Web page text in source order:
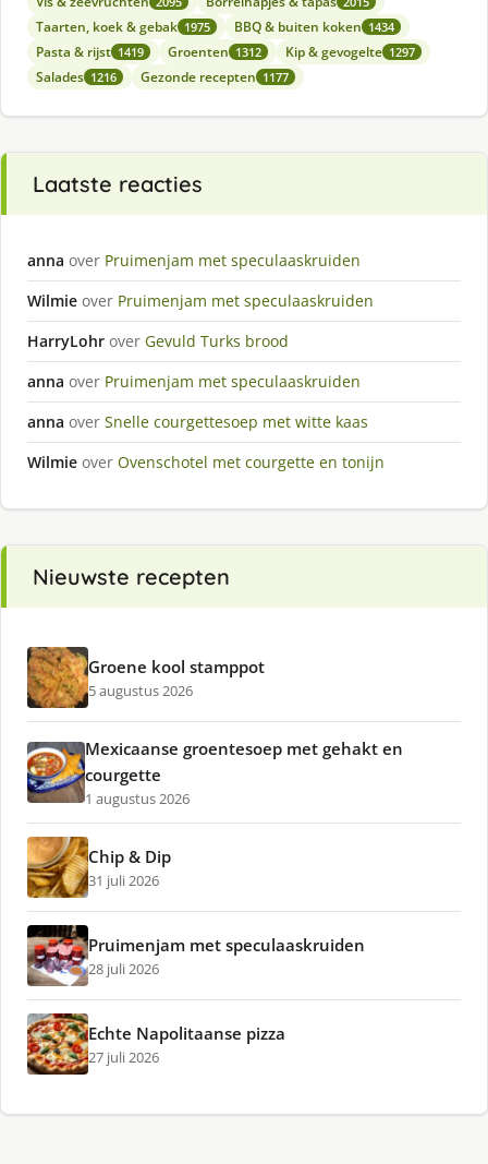
Taarten, koek & gebak 1975 BBQ & buiten koken 1434
Pasta & rijst 1419 Groenten 1312 Kip & gevogelte 1297
Salades 1216 Gezonde recepten 1177
Laatste reacties
anna over Pruimenjam met speculaaskruiden
Wilmie over Pruimenjam met speculaaskruiden
HarryLohr over Gevuld Turks brood
anna over Pruimenjam met speculaaskruiden
anna over Snelle courgettesoep met witte kaas
Wilmie over Ovenschotel met courgette en tonijn
Nieuwste recepten
Groene kool stamppot
5 augustus 2026
Mexicaanse groentesoep met gehakt en
courgette
1 augustus 2026
Chip & Dip
31 juli 2026
Pruimenjam met speculaaskruiden
28 juli 2026
Echte Napolitaanse pizza
27 juli 2026